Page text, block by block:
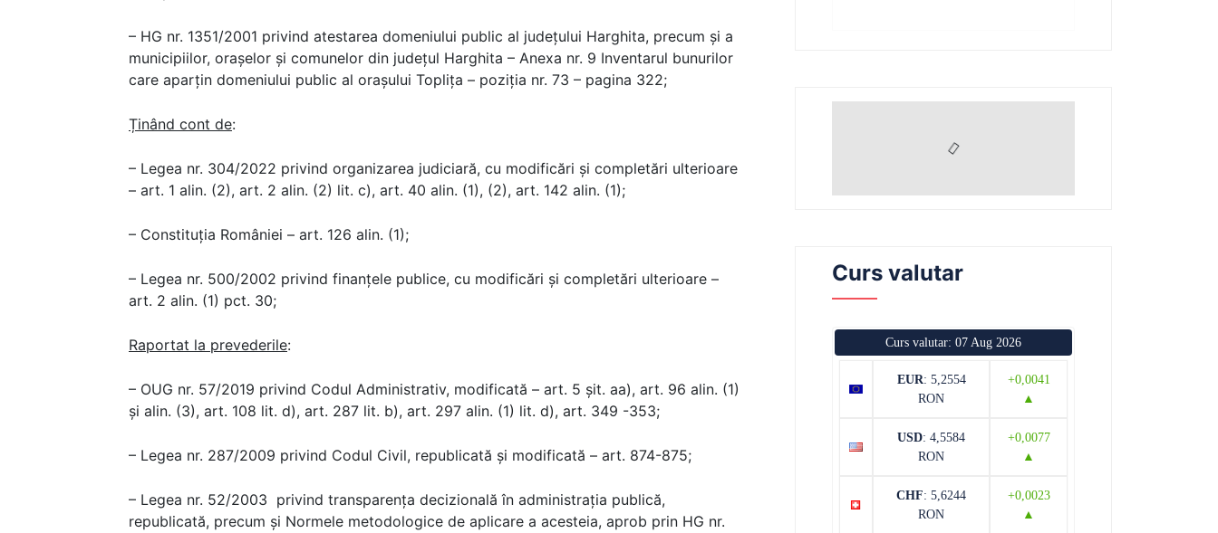
– HG nr. 1351/2001 privind atestarea domeniului public al județului Harghita, precum și a
municipiilor, orașelor și comunelor din județul Harghita – Anexa nr. 9 Inventarul bunurilor
care aparțin domeniului public al orașului Toplița – poziția nr. 73 – pagina 322;
Ținând cont de:
– Legea nr. 304/2022 privind organizarea judiciară, cu modificări și completări ulterioare
– art. 1 alin. (2), art. 2 alin. (2) lit. c), art. 40 alin. (1), (2), art. 142 alin. (1);
– Constituția României – art. 126 alin. (1);
– Legea nr. 500/2002 privind finanțele publice, cu modificări și completări ulterioare –
art. 2 alin. (1) pct. 30;
Raportat la prevederile:
– OUG nr. 57/2019 privind Codul Administrativ, modificată – art. 5 șit. aa), art. 96 alin. (1)
și alin. (3), art. 108 lit. d), art. 287 lit. b), art. 297 alin. (1) lit. d), art. 349 -353;
– Legea nr. 287/2009 privind Codul Civil, republicată și modificată – art. 874-875;
– Legea nr. 52/2003 privind transparenţa decizională în administraţia publică,
republicată, precum și Normele metodologice de aplicare a acesteia, aprob prin HG nr.
Curs valutar
Curs valutar: 07 Aug 2026
EUR: 5,2554
RON
+0,0041
▲
USD: 4,5584
RON
+0,0077
▲
CHF: 5,6244
RON
+0,0023
▲